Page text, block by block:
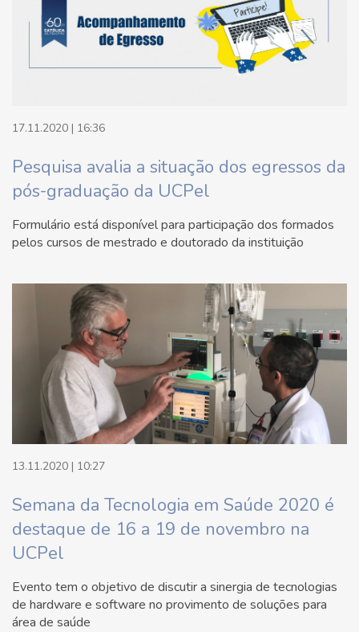
17.11.2020 | 16:36
Pesquisa avalia a situação dos egressos da
pós-graduação da UCPel
Formulário está disponível para participação dos formados
pelos cursos de mestrado e doutorado da instituição
13.11.2020 | 10:27
Semana da Tecnologia em Saúde 2020 é
destaque de 16 a 19 de novembro na
UCPel
Evento tem o objetivo de discutir a sinergia de tecnologias
de hardware e software no provimento de soluções para
área de saúde